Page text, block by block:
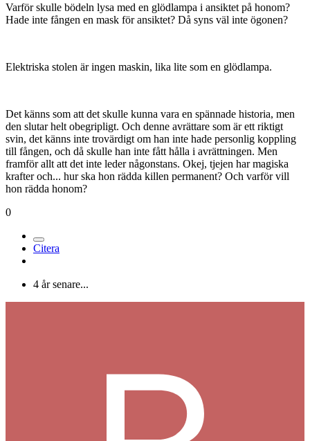
Varför skulle bödeln lysa med en glödlampa i ansiktet på honom?
Hade inte fången en mask för ansiktet? Då syns väl inte ögonen?
Elektriska stolen är ingen maskin, lika lite som en glödlampa.
Det känns som att det skulle kunna vara en spännade historia, men
den slutar helt obegripligt. Och denne avrättare som är ett riktigt
svin, det känns inte trovärdigt om han inte hade personlig koppling
till fången, och då skulle han inte fått hålla i avrättningen. Men
framför allt att det inte leder någonstans. Okej, tjejen har magiska
krafter och... hur ska hon rädda killen permanent? Och varför vill
hon rädda honom?
0
Citera
4 år senare...